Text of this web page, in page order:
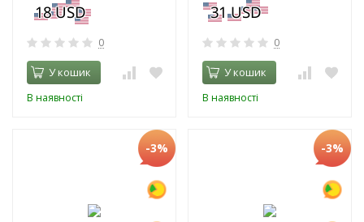
0
У кошик
В наявності
0
У кошик
В наявності
-3% -3%